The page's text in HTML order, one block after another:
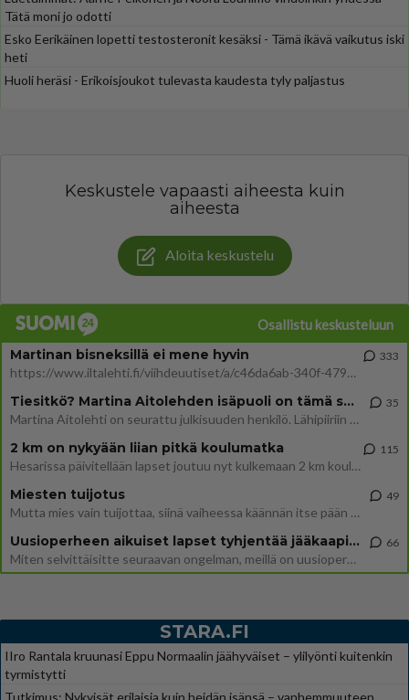
Tätä moni jo odotti
Esko Eerikäinen lopetti testosteronit kesäksi - Tämä ikävä vaikutus iski
heti
Huoli heräsi - Erikoisjoukot tulevasta kaudesta tyly paljastus
Keskustele vapaasti aiheesta kuin
aiheesta
Aloita keskustelu
Osallistu keskusteluun
Martinan bisneksillä ei mene hyvin
https://www.iltalehti.fi/viihdeuutiset/a/c46da6ab-340f-4790-aaa7-0865eed2336 Yrityksen konkurssihakemus on tullut kärä
333
Tiesitkö? Martina Aitolehden isäpuoli on tämä suosittu laulaja
Martina Aitolehti on seurattu julkisuuden henkilö. Lähipiiriin mahtuu muitakin tunnettuja henkilöitä. Tiesitkö, että Ma
35
2 km on nykyään liian pitkä koulumatka
Hesarissa päivitellään lapset joutuu nyt kulkemaan 2 km kouluun jösses. Ruostefillarilla tuo matka menee vaikka miten äk
115
Miesten tuijotus
Mutta mies vain tuijottaa, siinä vaiheessa käännän itse pään pois. Mikä juttu? Yleensä jos joku tuijottaa tai katsoo, hä
49
Uusioperheen aikuiset lapset tyhjentää jääkaapin käydessään
Miten selvittäisitte seuraavan ongelman, meillä on uusioperhe, minulla teini-ikäiset lapset ja puolisolla aikuiset, jotk
66
STARA.FI
IIro Rantala kruunasi Eppu Normaalin jäähyväiset – ylilyönti kuitenkin
tyrmistytti
Tutkimus: Nykyisät erilaisia kuin heidän isänsä – vanhemmuuteen